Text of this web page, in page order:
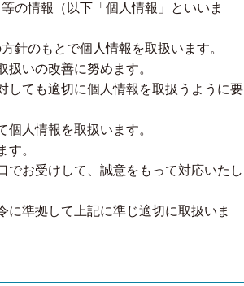
の情報（以下「個人情報」といいま
針のもとで個人情報を取扱います。
いの改善に努めます。
しても適切に個人情報を取扱うように要
人情報を取扱います。
す。
でお受けして、誠意をもって対応いたし
に準拠して上記に準じ適切に取扱いま